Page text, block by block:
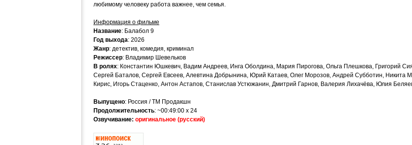
любимому человеку работа важнее, чем семья.
Информация о фильме
Название: Балабол 9
Год выхода: 2026
Жанр: детектив, комедия, криминал
Режиссер: Владимир Шевельков
В ролях: Константин Юшкевич, Вадим Андреев, Инга Оболдина, Мария Пирогова, Ольга Плешкова, Григорий
Сергей Баталов, Сергей Евсеев, Алевтина Добрынина, Юрий Катаев, Олег Морозов, Андрей Субботин, Никита
Кирис, Игорь Стаценко, Антон Астапов, Станислав Устюжанин, Дмитрий Гарнов, Валерия Лихачёва, Юлия
Выпущено: Россия / ТМ Продакшн
Продолжительность: ~00:49:00 х 24
Озвучивание: оригинальное (русский)